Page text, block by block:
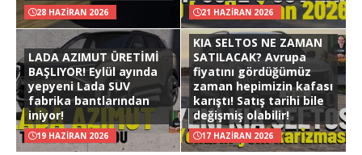
28 HAZIRAN 2026 21 HAZIRAN 2026
LADA AZIMUT ÜRETİMİ
BAŞLIYOR! Eylül ayında
yepyeni Lada SUV
fabrika bantlarından
iniyor!
19 HAZIRAN 2026
KIA SELTOS NE ZAMAN
SATILACAK? Avrupa
fiyatını gördüğümüz
zaman hepimizin kafası
karıştı! Satış tarihi bile
değişmiş olabilir!
17 HAZIRAN 2026